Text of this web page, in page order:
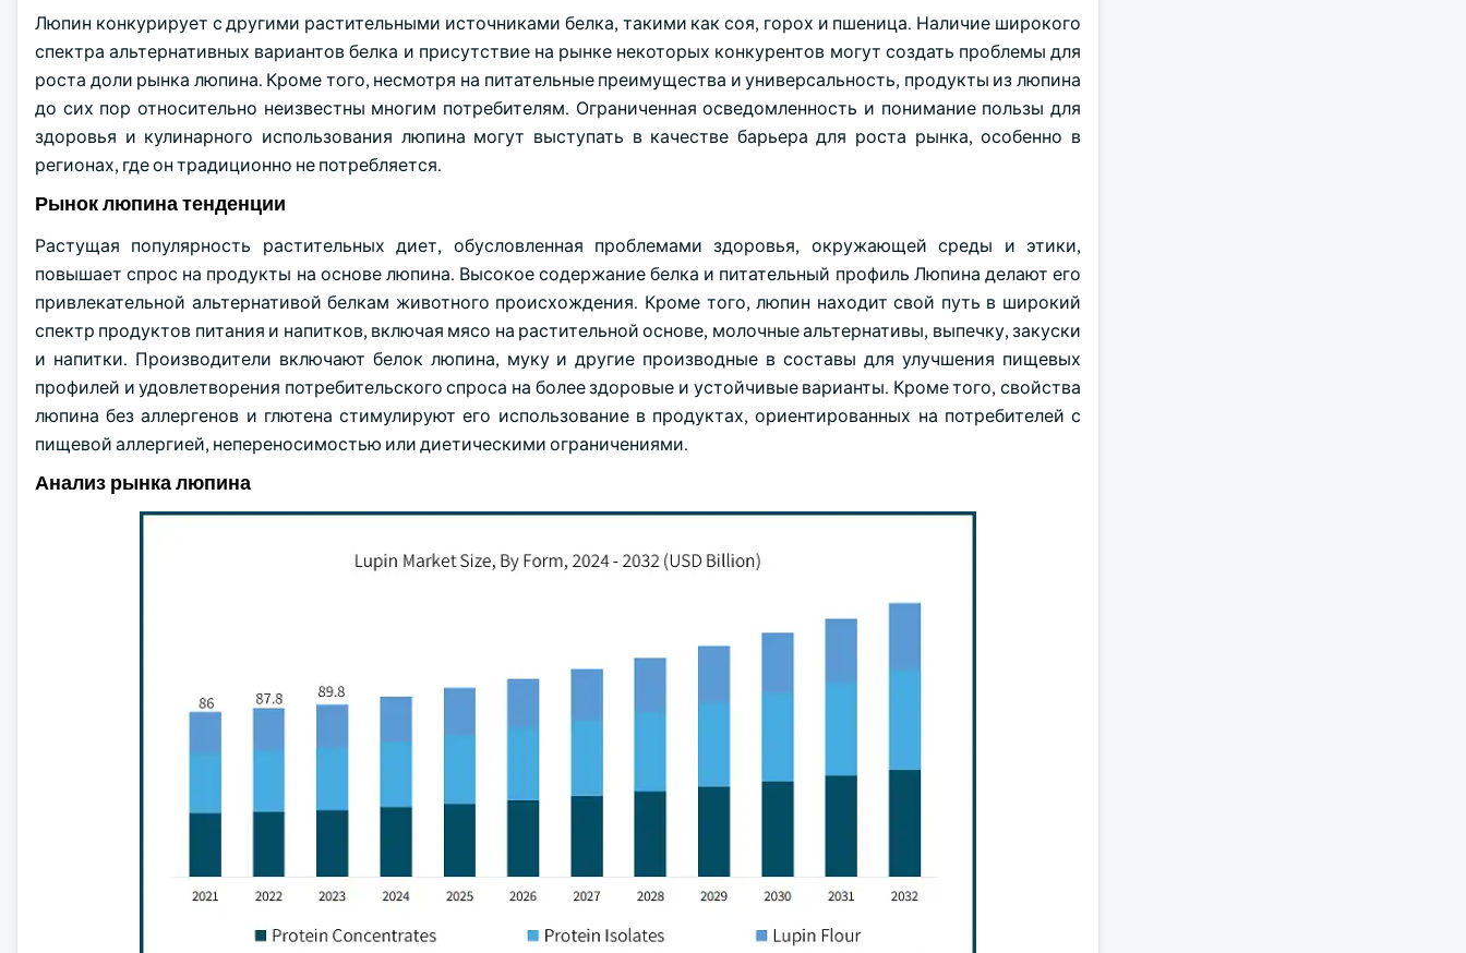
Люпин конкурирует с другими растительными источниками белка, такими как соя, горох и пшеница. Наличие широкого
спектра альтернативных вариантов белка и присутствие на рынке некоторых конкурентов могут создать проблемы для
роста доли рынка люпина. Кроме того, несмотря на питательные преимущества и универсальность, продукты из люпина
до сих пор относительно неизвестны многим потребителям. Ограниченная осведомленность и понимание пользы для
здоровья и кулинарного использования люпина могут выступать в качестве барьера для роста рынка, особенно в
регионах, где он традиционно не потребляется.
Рынок люпина тенденции
Растущая популярность растительных диет, обусловленная проблемами здоровья, окружающей среды и этики,
повышает спрос на продукты на основе люпина. Высокое содержание белка и питательный профиль Люпина делают его
привлекательной альтернативой белкам животного происхождения. Кроме того, люпин находит свой путь в широкий
спектр продуктов питания и напитков, включая мясо на растительной основе, молочные альтернативы, выпечку, закуски
и напитки. Производители включают белок люпина, муку и другие производные в составы для улучшения пищевых
профилей и удовлетворения потребительского спроса на более здоровые и устойчивые варианты. Кроме того, свойства
люпина без аллергенов и глютена стимулируют его использование в продуктах, ориентированных на потребителей с
пищевой аллергией, непереносимостью или диетическими ограничениями.
Анализ рынка люпина